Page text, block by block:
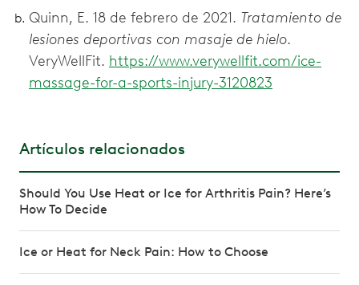
Quinn, E. 18 de febrero de 2021. Tratamiento de
lesiones deportivas con masaje de hielo.
VeryWellFit. https://www.verywellfit.com/ice-
massage-for-a-sports-injury-3120823
Artículos relacionados
Should You Use Heat or Ice for Arthritis Pain? Here’s
How To Decide
Ice or Heat for Neck Pain: How to Choose